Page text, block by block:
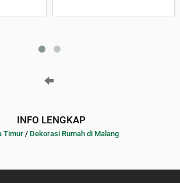
INFO LENGKAP
Timur / Dekorasi Rumah di Malang